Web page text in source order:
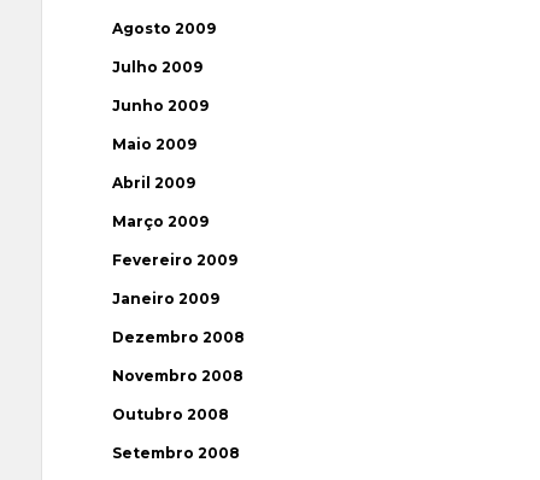
Agosto 2009
Julho 2009
Junho 2009
Maio 2009
Abril 2009
Março 2009
Fevereiro 2009
Janeiro 2009
Dezembro 2008
Novembro 2008
Outubro 2008
Setembro 2008